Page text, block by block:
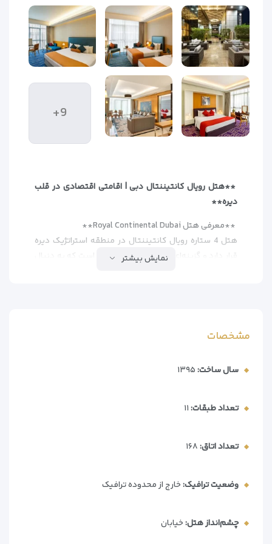
+9
**هتل رویال کانتیننتال دبی | اقامتی اقتصادی در قلب
دیره**
**معرفی هتل Royal Continental Dubai**
هتل 4 ستاره رویال کانتیننتال در منطقه استراتژیک دیره
قرار دارد و گزینه‌ای ایده‌آل برای مسافرانی است که به دنبال
– موقعیت عالی در مرکز دیره
– فقط 2 کیلومتر تا فرودگاه بین‌المللی دبی
– خدمات کرایه خودرو در محل
– رستوران هتل با منوی متنوع
– اتاق‌های استاندارد با تهویه مطبوع
– فضای نشیمن در برخی واحدها
– کتری برقی در تمام اتاق‌ها
– میز پینگ‌پنگ برای تفریح مهمانان
نمایش بیشتر
مشخصات
سال ساخت:۱۳۹۵
تعداد طبقات:۱۱
تعداد اتاق:۱۶۸
وضعیت ترافیک:خارج از محدوده ترافیک
چشم‌انداز هتل:خیابان